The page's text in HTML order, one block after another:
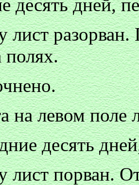
десять дней,
лист
полях.
на левом поле
десять
лист порван.